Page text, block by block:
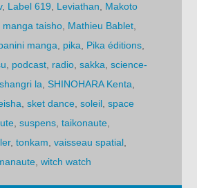
, Label 619 Leviathan
Makoto
manga taisho Mathieu Bablet
manga pika Pika éditions
podcast radio ,sakka ,science-
shangri la ,SHINOHARA Kenta
,sket dance ,soleil ,space
,suspens ,taikonaute
,tonkam ,vaisseau spatial
,witch watch